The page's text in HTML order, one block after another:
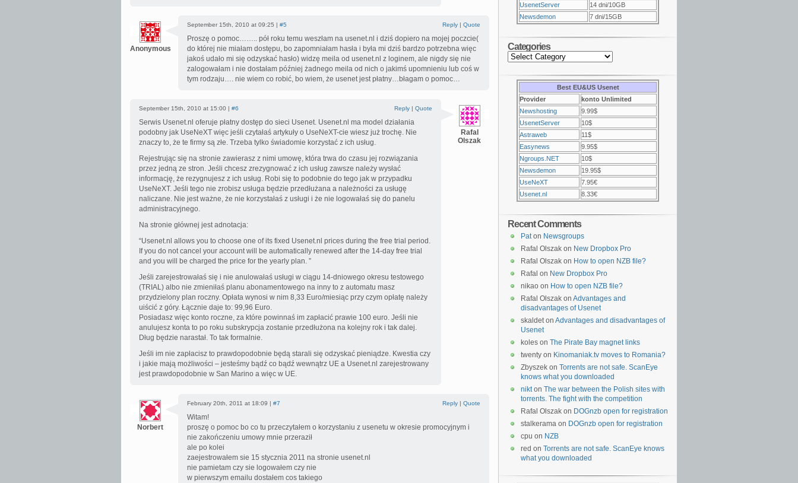
Anonymous
September 15th, 2010 at 09:25 | #5 Reply | Quote
Proszę o pomoc…….. pół roku temu weszłam na usenet.nl i dziś dopiero na mojej poczcie(
do której nie miałam dostępu, bo zapomniałam hasła i była mi dziś bardzo potrzebna więc
jakoś udało mi się odzyskać hasło) widzę meila od usenet.nl z loginem, ale nigdy się nie
zalogowałam i nie dostałam później żadnego meila od nich o jakimś upomnieniu lub coś w
tym rodzaju…. nie wiem co robić, bo wiem, że usenet jest płatny…błagam o pomoc…
Rafal
Olszak
September 15th, 2010 at 15:00 | #6 Reply | Quote
Serwis Usenet.nl oferuje płatny dostęp do sieci Usenet. Usenet.nl ma model działania
podobny jak UseNeXT więc jeśli czytałaś artykuły o UseNeXT-cie wiesz już trochę. Nie
znaczy to, że te firmy są złe. Trzeba tylko świadomie korzystać z ich usług.
Rejestrując się na stronie zawierasz z nimi umowę, która trwa do czasu jej rozwiązania
przez jedną ze stron. Jeśli chcesz zrezygnować z ich usług zawsze należy wysłać
informację, że rezygnujesz z ich usług. Robi się to podobnie do tego jak w przypadku
UseNeXT. Jeśli tego nie zrobisz usługa będzie przedłużana a należności za usługę
naliczane. Nie jest ważne, że nie korzystałaś z usługi i że nie logowałaś się do panelu
administracyjnego.
Na stronie głównej jest adnotacja:
“Usenet.nl allows you to choose one of its fixed Usenet.nl prices during the free trial period.
If you do not cancel your account will be automatically renewed after the 14-day free trial
and you will be charged the price for the yearly plan. ”
Jeśli zarejestrowałaś się i nie anulowałaś usługi w ciągu 14-dniowego okresu testowego
(TRIAL) albo nie zmieniłaś planu abonamentowego na inny to z automatu masz
przydzielony plan roczny. Opłata wynosi w nim 8,33 Euro/miesiąc przy czym opłatę należy
uiścić z góry. Łącznie daje to: 99,96 Euro.
Posiadasz więc konto roczne, za które powinnaś im zapłacić prawie 100 euro. Jeśli nie
anulujesz konta to po roku subskrypcja zostanie przedłużona na kolejny rok i tak dalej.
Dług będzie narastał. To tak formalnie.
Jeśli im nie zapłacisz to prawdopodobnie będą starali się odzyskać pieniądze. Kwestia czy
i jakie mają możliwości – jesteśmy bądź co bądź wewnątrz UE a Usenet.nl zarejestrowany
jest prawdopodobnie w San Marino a więc w UE.
Norbert
February 20th, 2011 at 18:09 | #7 Reply | Quote
Witam!
proszę o pomoc bo co tu przeczytałem o korzystaniu z usenetu w okresie promocyjnym i
nie zakończeniu umowy mnie przeraził
ale po kolei
zaejestrowałem sie 15 stycznia 2011 na stronie usenet.nl
nie pamietam czy sie logowałem czy nie
w pierwszym emailu dostałem cos takiego
UsenetServer
14 dni/10GB
Newsdemon
7 dni/15GB
Categories
Best EU&US Usenet
Provider
konto Unlimited
Newshosting
9.99$
UsenetServer
10$
Astraweb
11$
Easynews
9.95$
Ngroups.NET
10$
Newsdemon
19.95$
UseNeXT
7.95€
Usenet.nl
8.33€
Recent Comments
Paton Newsgroups
Rafal Olszak on New Dropbox Pro
Rafal Olszak on How to open NZB file?
Rafal on New Dropbox Pro
nikao on How to open NZB file?
Rafal Olszak on Advantages and
disadvantages of Usenet
skaldet on Advantages and disadvantages of
Usenet
koles on The Pirate Bay magnet links
twenty on Kinomaniak.tv moves to Romania?
Zbyszek on Torrents are not safe. ScanEye
knows what you downloaded
nikton The war between the Polish sites with
torrents. The fight with the competition
Rafal Olszak on DOGnzb open for registration
stalkerama on DOGnzb open for registration
cpu on NZB
red on Torrents are not safe. ScanEye knows
what you downloaded